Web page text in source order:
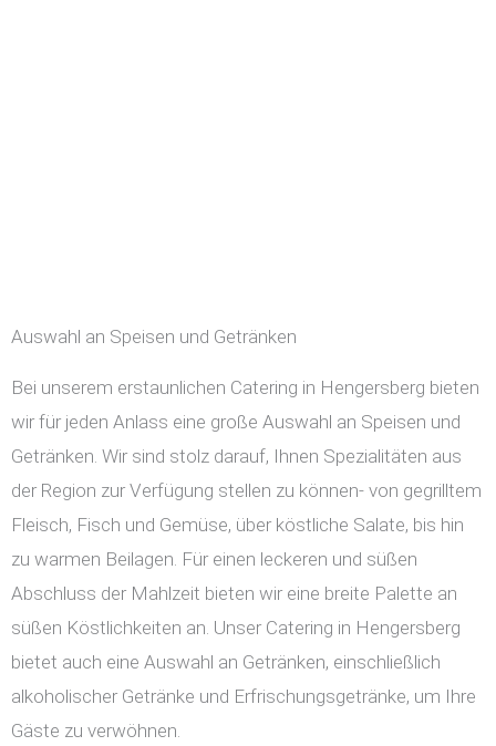
Auswahl an Speisen und Getränken
Bei unserem erstaunlichen Catering in Hengersberg bieten
wir für jeden Anlass eine große Auswahl an Speisen und
Getränken. Wir sind stolz darauf, Ihnen Spezialitäten aus
der Region zur Verfügung stellen zu können- von gegrilltem
Fleisch, Fisch und Gemüse, über köstliche Salate, bis hin
zu warmen Beilagen. Für einen leckeren und süßen
Abschluss der Mahlzeit bieten wir eine breite Palette an
süßen Köstlichkeiten an. Unser Catering in Hengersberg
bietet auch eine Auswahl an Getränken, einschließlich
alkoholischer Getränke und Erfrischungsgetränke, um Ihre
Gäste zu verwöhnen.